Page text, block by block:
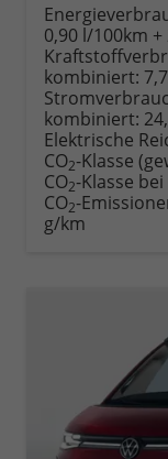
0,90 l/100km
kombiniert:
kombiniert:
Elektrische
CO2-Klasse
CO2-Klasse
CO2-
g/km